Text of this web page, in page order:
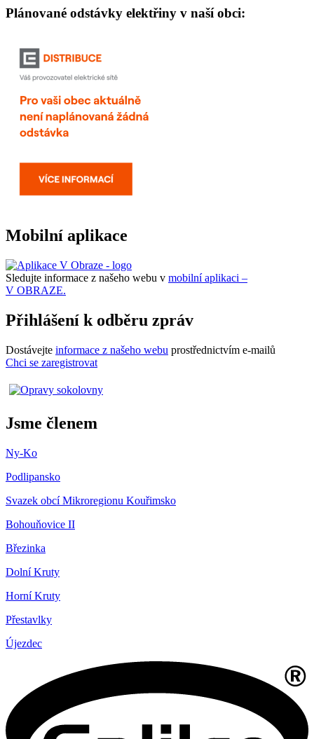
Plánované odstávky elektřiny v naší obci:
Mobilní aplikace
Sledujte informace z našeho webu v mobilní aplikaci –
V OBRAZE.
Přihlášení k odběru zpráv
Dostávejte informace z našeho webu prostřednictvím e-mailů
Chci se zaregistrovat
Jsme členem
Ny-Ko
Podlipansko
Svazek obcí Mikroregionu Kouřimsko
Bohouňovice II
Březinka
Dolní Kruty
Horní Kruty
Přestavlky
Újezdec